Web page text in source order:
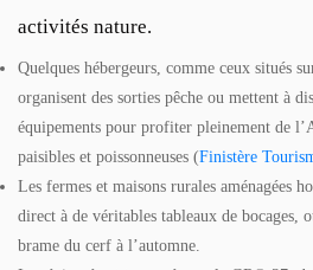
activités nature.
Quelques hébergeurs, comme ceux situés
organisent des sorties pêche ou mettent à
équipements pour profiter pleinement de
paisibles et poissonneuses (Finistère
Les fermes et maisons rurales aménagées
direct à de véritables tableaux de bocages,
brame du cerf à l’automne.